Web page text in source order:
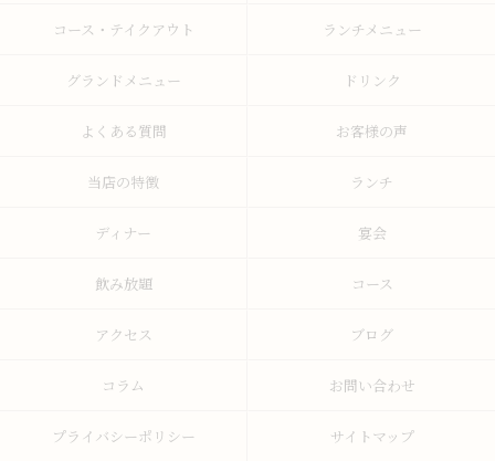
コース・テイクアウト ランチメニュー
グランドメニュー ドリンク
よくある質問 お客様の声
当店の特徴 ランチ
ディナー 宴会
飲み放題 コース
アクセス ブログ
コラム お問い合わせ
プライバシーポリシー サイトマップ